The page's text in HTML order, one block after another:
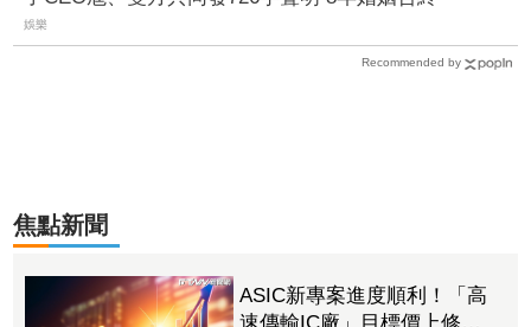
娛樂
Recommended by
焦點新聞
ASIC新專案進度順利！「高